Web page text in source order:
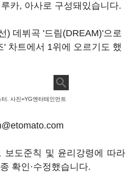
카, 아사로 구성돼있습니다.
) 데뷔곡 '드림(DREAM)'으로
' 차트에서 1위에 오르기도 했
. 사진=YG엔터테인먼트
보도준칙 및 윤리강령에 따라
확인·수정했습니다.